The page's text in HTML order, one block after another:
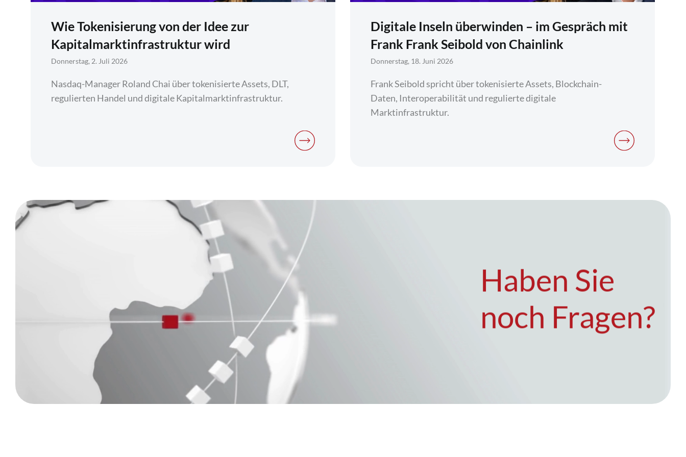
Wie Tokenisierung von der Idee zur
Kapitalmarktinfrastruktur wird
Donnerstag, 2. Juli 2026
Nasdaq-Manager Roland Chai über tokenisierte Assets, DLT,
regulierten Handel und digitale Kapitalmarktinfrastruktur.
Digitale Inseln überwinden – im Gespräch mit
Frank Frank Seibold von Chainlink
Donnerstag, 18. Juni 2026
Frank Seibold spricht über tokenisierte Assets, Blockchain-
Daten, Interoperabilität und regulierte digitale
Marktinfrastruktur.
Haben Sie
noch Fragen?